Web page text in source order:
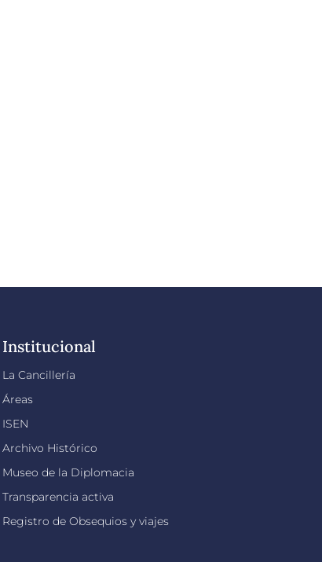
Institucional
La Cancillería
Áreas
ISEN
Archivo Histórico
Museo de la Diplomacia
Transparencia activa
Registro de Obsequios y viajes